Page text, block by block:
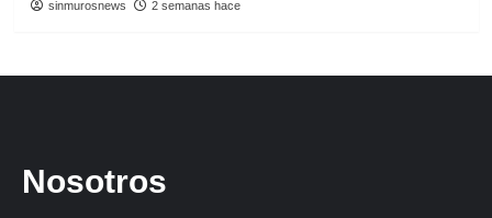
sinmurosnews 2 semanas hace
Nosotros